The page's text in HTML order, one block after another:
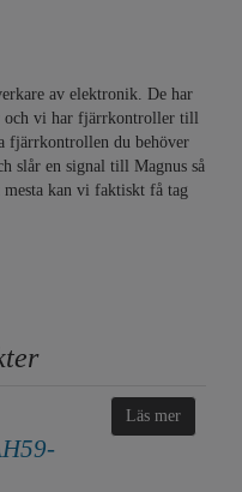
av elektronik. De har
och vi har fjärrkontroller till
fjärrkontrollen du behöver
slår en signal till Magnus så
kan vi faktiskt få tag
Läs mer